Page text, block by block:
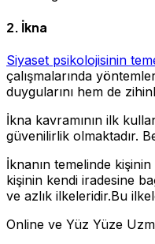
2. İkna
Siyaset psikolojisinin
çalışmalarında
duygularını hem de
İkna kavramının ilk
güvenilirlik olmaktadır.
İknanın temelinde
kişinin kendi iradesine
ve azlık ilkeleridir.Bu
Online ve Yüz Yüze